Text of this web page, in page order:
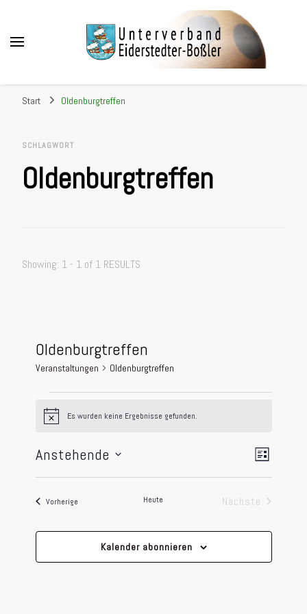
Start Oldenburgtreffen
SCHLAGWORT
Oldenburgtreffen
Showing: 1 - 1 of 1 RESULTS
Oldenburgtreffen
Veranstaltungen Oldenburgtreffen
HinweisEs wurden keine Ergebnisse gefunden.
Liste
Anstehende
Datum
wählen.
VorherigeVeranstaltungen Heute
Nächste
Kalender abonnieren